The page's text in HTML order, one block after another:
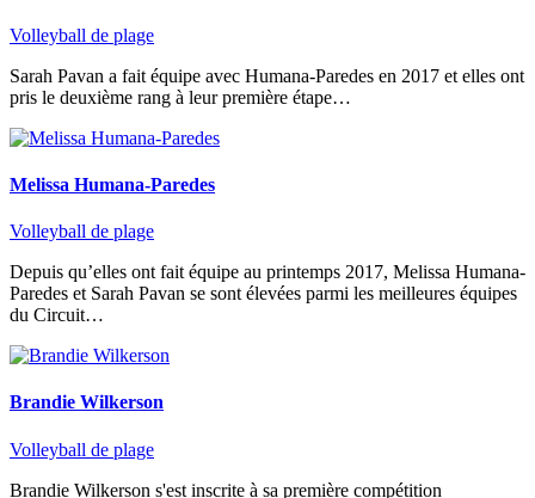
Volleyball de plage
Sarah Pavan a fait équipe avec Humana-Paredes en 2017 et elles ont
pris le deuxième rang à leur première étape…
Melissa Humana-Paredes
Volleyball de plage
Depuis qu’elles ont fait équipe au printemps 2017, Melissa Humana-
Paredes et Sarah Pavan se sont élevées parmi les meilleures équipes
du Circuit…
Brandie Wilkerson
Volleyball de plage
Brandie Wilkerson s'est inscrite à sa première compétition